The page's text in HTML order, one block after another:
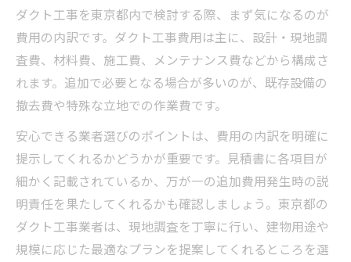
ダクト工事を東京都内で検討する際、まず気になるのが
費用の内訳です。ダクト工事費用は主に、設計・現地調
査費、材料費、施工費、メンテナンス費などから構成さ
れます。追加で必要となる場合が多いのが、既存設備の
撤去費や特殊な立地での作業費です。
安心できる業者選びのポイントは、費用の内訳を明確に
提示してくれるかどうかが重要です。見積書に各項目が
細かく記載されているか、万が一の追加費用発生時の説
明責任を果たしてくれるかも確認しましょう。東京都の
ダクト工事業者は、現地調査を丁寧に行い、建物用途や
規模に応じた最適なプランを提案してくれるところを選